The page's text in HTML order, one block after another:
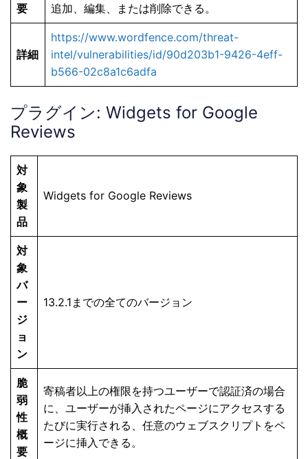
要
追加、編集、または削除できる。
詳細
https://www.wordfence.com/threat-
intel/vulnerabilities/id/90d203b1-9426-4eff-
b566-02c8a1c6adfa
プラグイン: Widgets for Google
Reviews
対
象
製
品
Widgets for Google Reviews
対
象
バ
ー
ジ
ョ
ン
13.2.1までの全てのバージョン
脆
弱
性
概
要
寄稿者以上の権限を持つユーザーで認証済の場合
に、ユーザーが挿入されたページにアクセスする
たびに実行される、任意のウェブスクリプトをペ
ージに挿入できる。